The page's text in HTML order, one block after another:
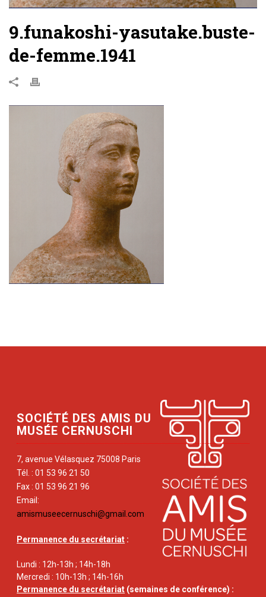
9.funakoshi-yasutake.buste-
de-femme.1941
SOCIÉTÉ DES AMIS DU
MUSÉE CERNUSCHI
7, avenue Vélasquez 75008 Paris
Tél. : 01 53 96 21 50
Fax : 01 53 96 21 96
Email:
amismuseecernuschi@gmail.com
Permanence du secrétariat :
Lundi : 12h-13h ; 14h-18h
Mercredi : 10h-13h ; 14h-16h
Permanence du secrétariat (semaines de conférence) :